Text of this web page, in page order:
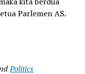
Parlemen AS.
Politics